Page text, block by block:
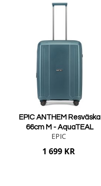
EPIC ANTHEM Resväska
66cm M - AquaTEAL
EPIC
1 699 KR